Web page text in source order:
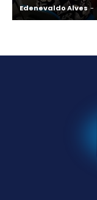
Edenevaldo Alves -